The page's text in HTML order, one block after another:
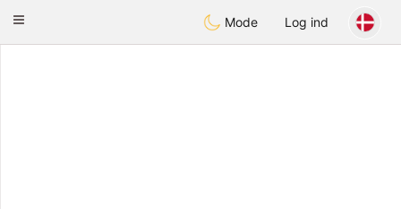
SuomenTreffit
Toggle
Mode Log ind